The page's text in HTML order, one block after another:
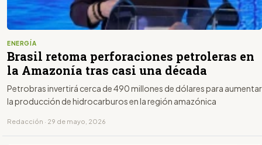
ENERGÍA
Brasil retoma perforaciones petroleras en
la Amazonía tras casi una década
Petrobras invertirá cerca de 490 millones de dólares para aumentar
la producción de hidrocarburos en la región amazónica
Redacción · 29 de mayo, 2026